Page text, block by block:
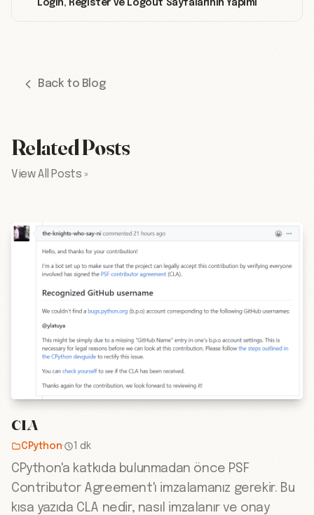
Login, Register ve Logout Sayfalarının Yapımı
Back to Blog
Related Posts
View All Posts »
CLA
CPython· 1 dk
CPython'a katkıda bulunmadan önce PSF
Contributor Agreement'ı imzalamanız gerekir. Bu
kısa yazıda CLA nedir, nasıl imzalanır ve onay